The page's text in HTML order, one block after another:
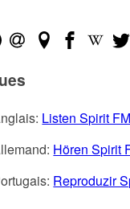
Listen Spirit
Hören Spirit
Reproduzir